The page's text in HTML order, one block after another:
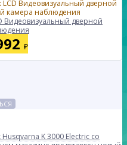
Видеовизуальный дверной
₽
K 3000 Electric со